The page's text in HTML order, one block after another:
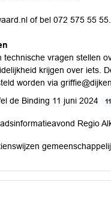
of bel 072 575 55 55.
technische vragen stellen
krijgen over iets.
worden via
de Binding 11 juni 2024
Regio